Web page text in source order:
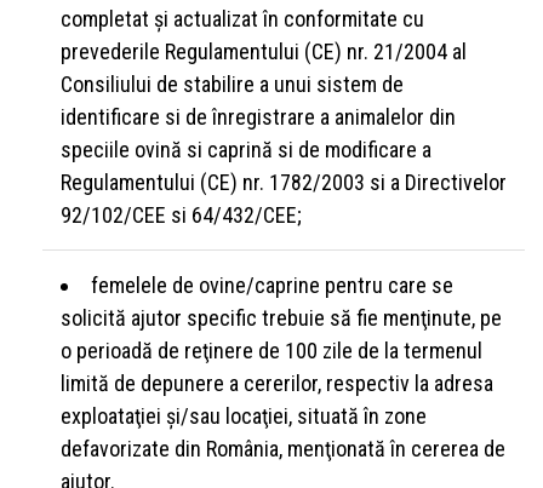
completat şi actualizat în conformitate cu
prevederile Regulamentului (CE) nr. 21/2004 al
Consiliului de stabilire a unui sistem de
identificare si de înregistrare a animalelor din
speciile ovină si caprină si de modificare a
Regulamentului (CE) nr. 1782/2003 si a Directivelor
92/102/CEE si 64/432/CEE;
femelele de ovine/caprine pentru care se
solicită ajutor specific trebuie să fie menţinute, pe
o perioadă de reţinere de 100 zile de la termenul
limită de depunere a cererilor, respectiv la adresa
exploataţiei şi/sau locaţiei, situată în zone
defavorizate din România, menţionată în cererea de
ajutor.